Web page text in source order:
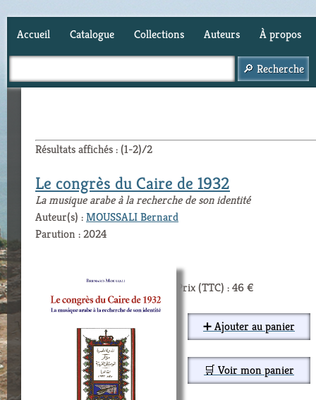
Accueil Catalogue Collections Auteurs À propos
Résultats affichés : (1-2)/2
Le congrès du Caire de 1932
La musique arabe à la recherche de son identité
Auteur(s) :MOUSSALI Bernard
Parution : 2024
Prix (TTC) : 46 €
➕ Ajouter au panier
🛒 Voir mon panier